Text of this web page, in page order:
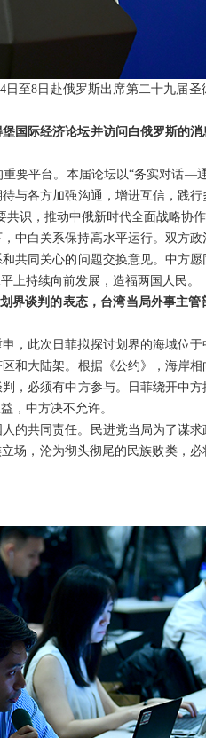
至8日赴俄罗斯出席第二十九届
国际经济论坛并访问白俄罗斯的消
要平台。本届论坛以“务实对话—
与各方加强沟通，增进互信，践
识，推动中俄新时代全面战略协作
中白关系保持高水平运行。双方
共同关心的问题交换意见。中方
上持续向前发展，造福两国人民。
界谈判的表态，台湾当局外事主
，此次日菲拟探讨划界的海域位
和大陆架。根据《公约》，海岸
，必须有中方参与。日菲绕开中
，中方决不允许。
的共同责任。民进党当局为了谋
场，沦为彻头彻尾的民族败类，